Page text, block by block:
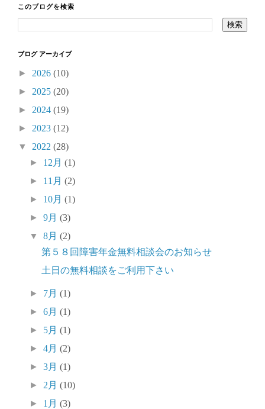
このブログを検索
ブログ アーカイブ
► 2026 (10)
► 2025 (20)
► 2024 (19)
► 2023 (12)
▼ 2022 (28)
► 12月(1)
► 11月(2)
► 10月(1)
►9月(3)
▼8月(2)
第５８回障害年金無料相談会のお知らせ
土日の無料相談をご利用下さい
► 7月(1)
►6月(1)
► 5月(1)
►4月(2)
►3月(1)
► 2月(10)
► 1月(3)